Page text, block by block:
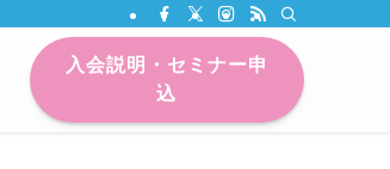
入会説明・セミナー申
込